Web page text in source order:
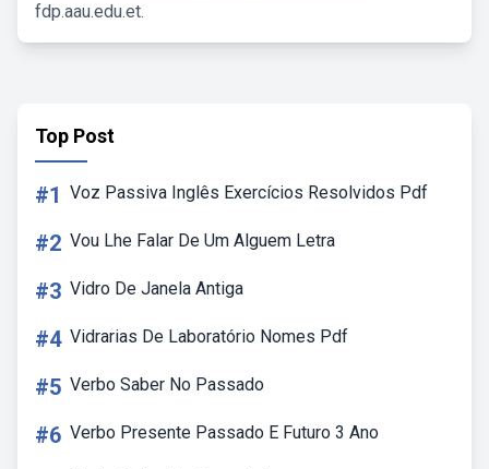
fdp.aau.edu.et.
Top Post
#1 Voz Passiva Inglês Exercícios Resolvidos Pdf
#2 Vou Lhe Falar De Um Alguem Letra
#3 Vidro De Janela Antiga
#4 Vidrarias De Laboratório Nomes Pdf
#5 Verbo Saber No Passado
#6 Verbo Presente Passado E Futuro 3 Ano